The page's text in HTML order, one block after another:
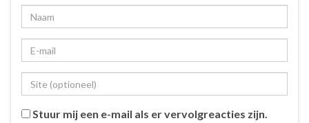
Stuur mij een e-mail als er vervolgreacties zijn.